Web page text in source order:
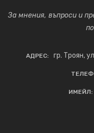
За мнения, въпроси и
АДРЕС: гр. Троян,
ИМЕЙЛ: